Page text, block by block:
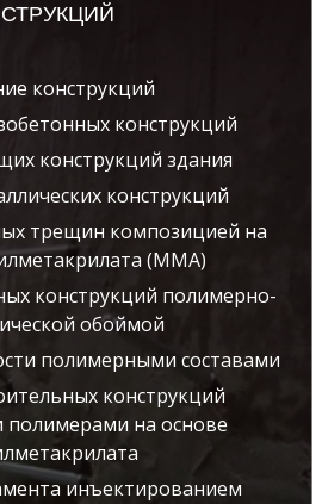
конструкций
конструкций
конструкций здания
конструкций
трещин композицией на
(ММА)
конструкций полимерно-
обоймой
полимерными составами
конструкций
полимерами на основе
инъектированием